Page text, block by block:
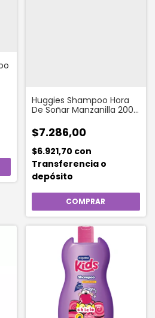
Huggies Shampoo Hora
De Soñar Manzanilla 200
$7.286,00
$6.921,70 con
Transferencia o
depósito